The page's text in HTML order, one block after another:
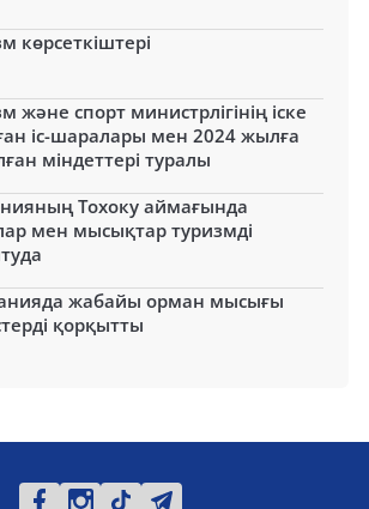
көрсеткіштері
және спорт министрлігінің іске
іс-шаралары мен 2024 жылға
міндеттері туралы
Тохоку аймағында
мен мысықтар туризмді
жабайы орман мысығы
қорқытты